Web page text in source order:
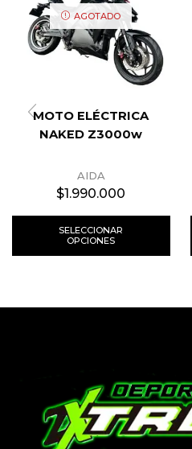
AGOTADO
MOTO ELÉCTRICA
NAKED Z3000w
AIDA
$1.990.000
SELECCIONAR
OPCIONES